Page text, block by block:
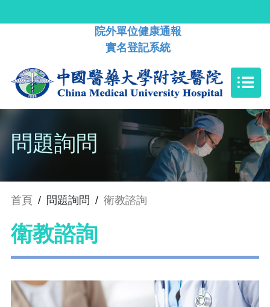
院外單位健康通報
實名登記系統
問題詢問
首頁 / 問題詢問 / 衛教諮詢
衛教諮詢